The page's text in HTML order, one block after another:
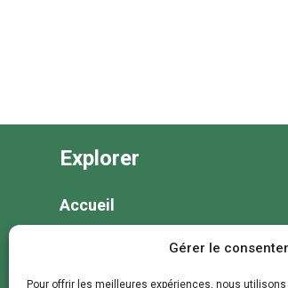
Gérer le
Pour offrir les meilleures expériences, nous
Explorer
Accueil